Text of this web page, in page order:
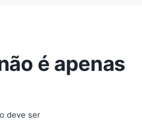
é apenas
deve ser